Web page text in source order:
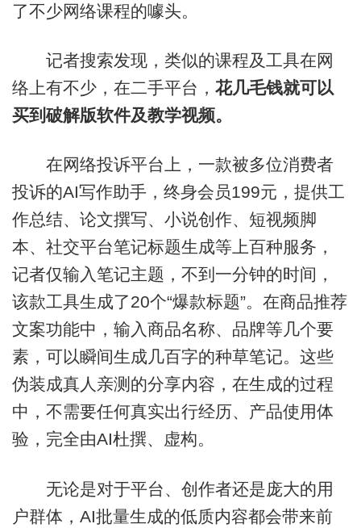
了不少网络课程的噱头。
记者搜索发现，类似的课程及工具在网
络上有不少，在二手平台， 花几毛钱就可以
买到破解版软件及教学视频。
在网络投诉平台上，一款被多位消费者
投诉的AI写作助手，终身会员199元，提供工
作总结、论文撰写、小说创作、短视频脚
本、社交平台笔记标题生成等上百种服务，
记者仅输入笔记主题，不到一分钟的时间，
该款工具生成了20个“爆款标题”。在商品推荐
文案功能中，输入商品名称、品牌等几个要
素，可以瞬间生成几百字的种草笔记。这些
伪装成真人亲测的分享内容，在生成的过程
中，不需要任何真实出行经历、产品使用体
验，完全由AI杜撰、虚构。
无论是对于平台、创作者还是庞大的用
户群体，AI批量生成的低质内容都会带来前